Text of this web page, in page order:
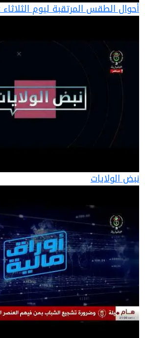
أحوال الطقس المرتقبة ليوم الثلاثاء 12 ماي 2026
نبض الولايات